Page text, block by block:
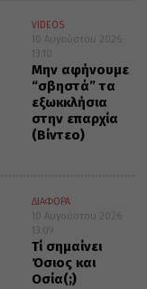
VIDEOS
10 Αυγούστου 2026
13:10
Μην αφήνουμε
“σβηστά” τα
εξωκκλήσια
στην επαρχία
(Βίντεο)
ΔΙΑΦΟΡΑ
10 Αυγούστου 2026
13:09
Τί σημαίνει
Όσιος και
Οσία(;)